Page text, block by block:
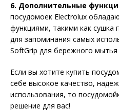
6. Дополнительные
посудомоек Electrolux
функциями, такими как сушка
для запоминания самых
SoftGrip для бережного мытья
Если вы хотите купить
себе высокое качество,
использования, то
решение для вас!